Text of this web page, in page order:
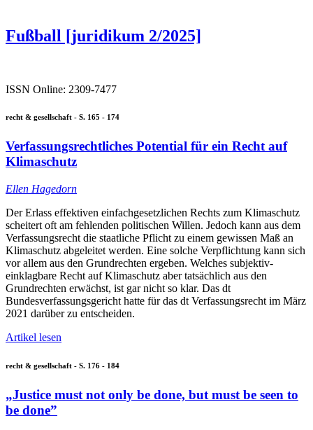
Fußball [juridikum 2/2025]
ISSN Online: 2309-7477
recht & gesellschaft - S. 165 - 174
Verfassungsrechtliches Potential für ein Recht auf
Klimaschutz
Ellen Hagedorn
Der Erlass effektiven einfachgesetzlichen Rechts zum Klimaschutz
scheitert oft am fehlenden politischen Willen. Jedoch kann aus dem
Verfassungsrecht die staatliche Pflicht zu einem gewissen Maß an
Klimaschutz abgeleitet werden. Eine solche Verpflichtung kann sich
vor allem aus den Grundrechten ergeben. Welches subjektiv-
einklagbare Recht auf Klimaschutz aber tatsächlich aus den
Grundrechten erwächst, ist gar nicht so klar. Das dt
Bundesverfassungsgericht hatte für das dt Verfassungsrecht im März
2021 darüber zu entscheiden.
Artikel lesen
recht & gesellschaft - S. 176 - 184
„Justice must not only be done, but must be seen to
be done”